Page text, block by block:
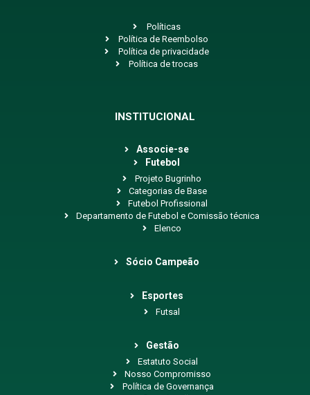
Políticas
Política de Reembolso
Política de privacidade
Política de trocas
INSTITUCIONAL
Associe-se
Futebol
Projeto Bugrinho
Categorias de Base
Futebol Profissional
Departamento de Futebol e Comissão técnica
Elenco
Sócio Campeão
Esportes
Futsal
Gestão
Estatuto Social
Nosso Compromisso
Política de Governança